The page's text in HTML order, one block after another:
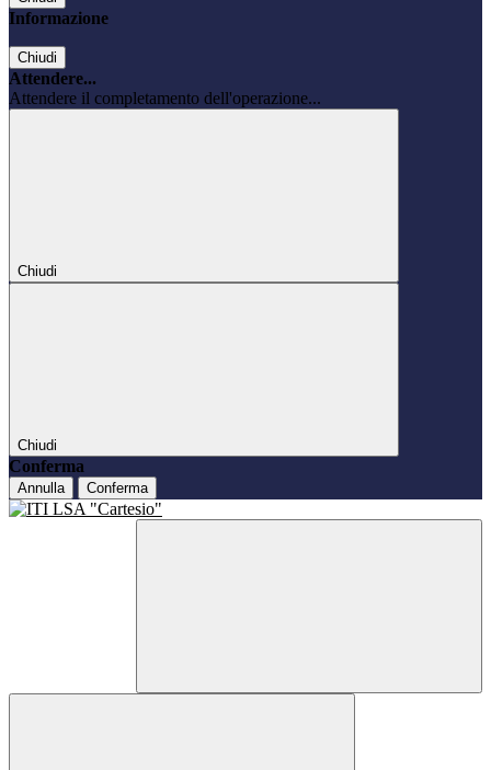
Informazione
Chiudi
Attendere...
Attendere il completamento dell'operazione...
Chiudi
Chiudi
Conferma
Annulla Conferma